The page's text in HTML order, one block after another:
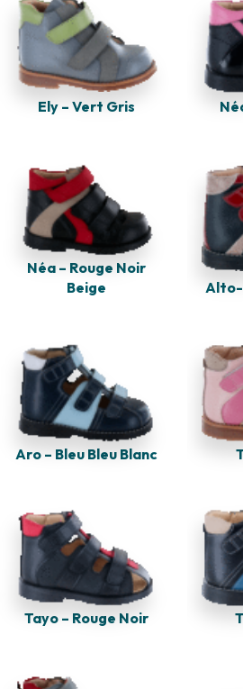
Ely – Vert Gris
Néa – Rouge Noir
Beige
Alto-
Aro – Bleu Bleu Blanc
Tayo – Rouge Noir